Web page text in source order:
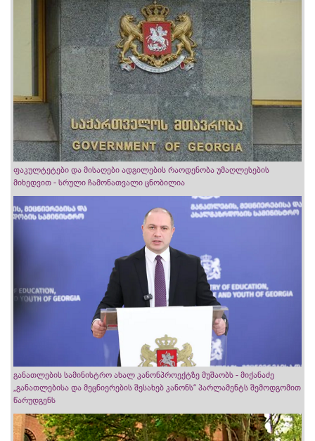
ფაკულტეტები და მისაღები ადგილების რაოდენობა უმაღლესების
მიხედვით - სრული ჩამონათვალი ცნობილია
განათლების სამინისტრო ახალ კანონპროექტზე მუშაობს - მიქანაძე
„განათლებისა და მეცნიერების შესახებ კანონს“ პარლამენტს შემოდგომით
წარუდგენს